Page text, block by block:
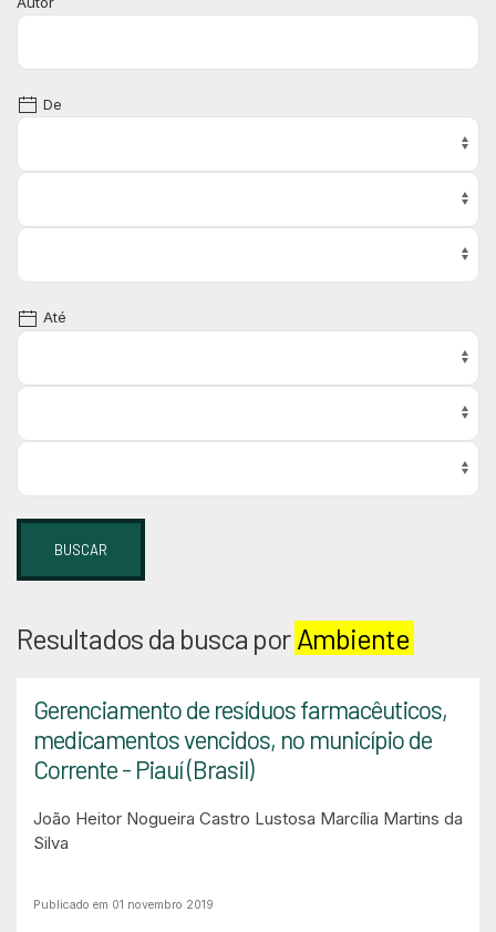
De
Até
BUSCAR
Resultados da busca porAmbiente
Gerenciamento de resíduos farmacêuticos,
medicamentos vencidos, no município de
Corrente - Piauí (Brasil)
João Heitor Nogueira Castro Lustosa Marcília Martins da
Silva
Publicado em 01 novembro 2019